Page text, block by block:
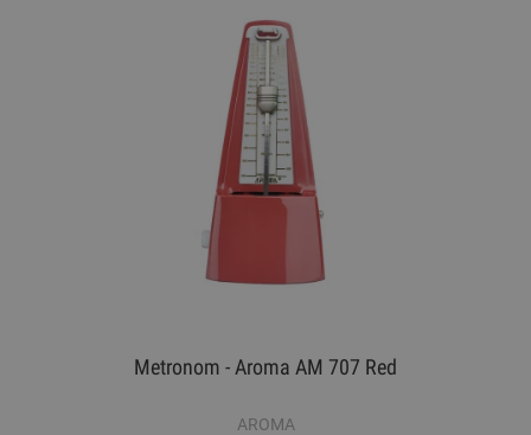
Metronom - Aroma AM 707 Red
AROMA